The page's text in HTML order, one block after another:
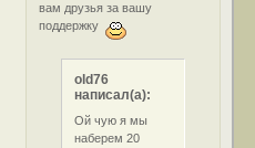
вам друзья за вашу
поддержку
old76
написал(а):
Ой чую я мы
наберем 20